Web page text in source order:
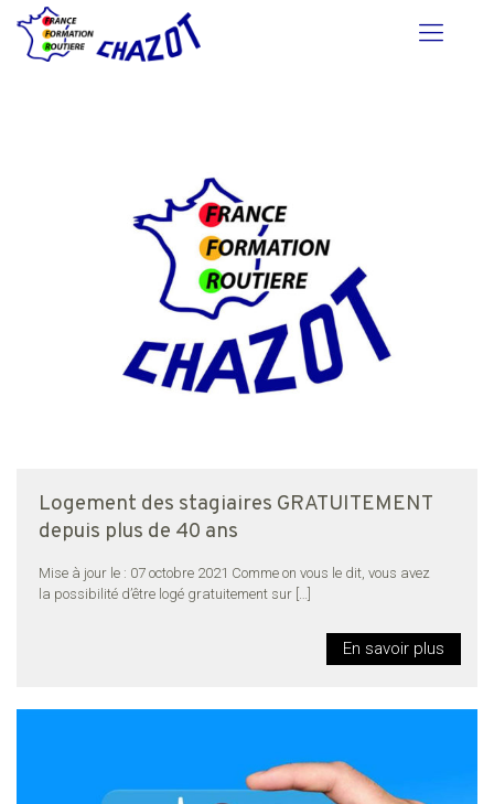
Logement des stagiaires GRATUITEMENT
depuis plus de 40 ans
Mise à jour le : 07 octobre 2021 Comme on vous le dit, vous avez
la possibilité d’être logé gratuitement sur
En savoir plus